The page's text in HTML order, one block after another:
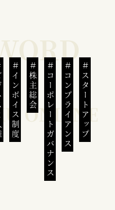
インボイス制度 株主総会 コーポレートガバナンスコンプライアンススタートアップ